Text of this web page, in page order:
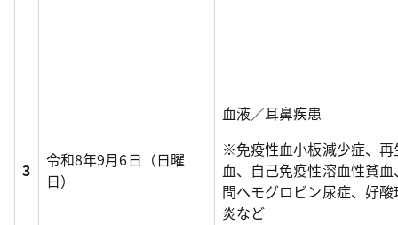
3
令和8年9月6日（日曜
日）
血液／耳鼻疾患
※免疫性血小板減少症、再
血、自己免疫性溶血性貧
間ヘモグロビン尿症、好
炎など